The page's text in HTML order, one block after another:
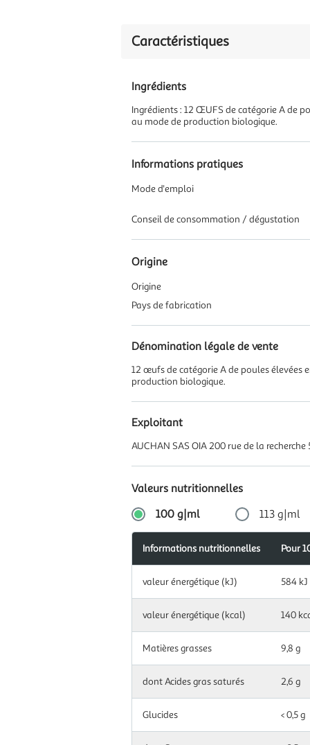
Caractéristiques
Ingrédients
Ingrédients : 12 ŒUFS de catégorie A de
au mode de production biologique.
Informations pratiques
Mode d'emploi
Conseil de consommation / dégustation
Origine
Origine
Pays de fabrication
Dénomination légale de vente
12 œufs de catégorie A de poules élevées
production biologique.
Exploitant
AUCHAN SAS OIA 200 rue de la
Valeurs nutritionnelles
100 g|ml
113 g|ml
nutritionnelles
pour
g|ml
Informations nutritionnelles Pour
valeur énergétique (kJ) 584 kJ
valeur énergétique (kcal) 140
Matières grasses 9,8 g
dont Acides gras saturés 2,6 g
Glucides < 0,5 g
nutritionnelles
pour
113
g|ml
Pour
113
g|ml
Apports
(en %)
valeur
énergétique
kJ
énergétique
(kcal)
158
Matières